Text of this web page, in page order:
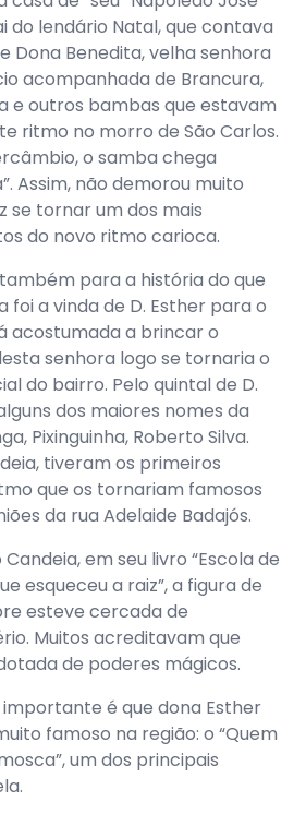
do lendário Natal, que contava
Dona Benedita, velha senhora
acompanhada de Brancura,
e outros bambas que estavam
ritmo no morro de São Carlos.
o samba chega
Assim, não demorou muito
se tornar um dos mais
do novo ritmo carioca.
para a história do que
foi a vinda de D. Esther para o
acostumada a brincar o
senhora logo se tornaria o
do bairro. Pelo quintal de D.
dos maiores nomes da
Pixinguinha, Roberto Silva.
tiveram os primeiros
que os tornariam famosos
da rua Adelaide Badajós.
em seu livro “Escola de
esqueceu a raiz”, a figura de
esteve cercada de
Muitos acreditavam que
de poderes mágicos.
é que dona Esther
famoso na região: o “Quem
um dos principais